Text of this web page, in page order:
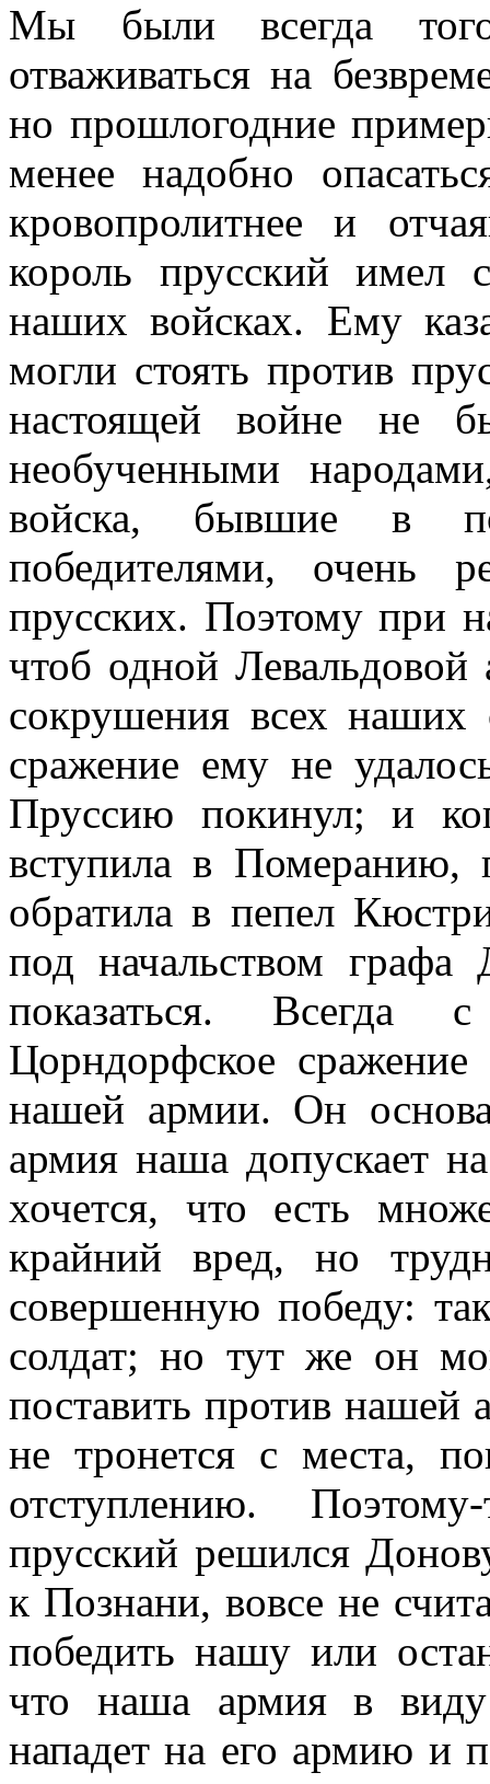
Мы были всегда
отваживаться на
но прошлогодние
менее надобно
кровопролитнее и
король прусский имел
наших войсках. Ему
могли стоять против
настоящей войне не
необученными
войска, бывшие в
победителями, очень
прусских. Поэтому при
чтоб одной
сокрушения всех наших
сражение ему не
Пруссию покинул; и
вступила в Померанию,
обратила в пепел
под начальством
показаться. Всегда
Цорндорфское
нашей армии. Он
армия наша допускает
хочется, что есть
крайний вред, но
совершенную победу:
солдат; но тут же он
поставить против нашей
не тронется с места,
отступлению.
прусский решился
к Познани, вовсе не
победить нашу или
что наша армия в
нападет на его армию и